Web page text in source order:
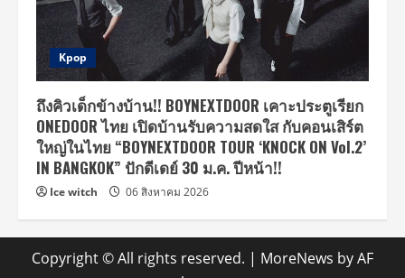
Kpop
ถึงคิวเด็กข้างบ้าน!! BOYNEXTDOOR เคาะประตูเรียก
ONEDOOR ไทย เปิดบ้านรับความสดใส กับคอนเสิร์ต
ใหญ่ในไทย “BOYNEXTDOOR TOUR ‘KNOCK ON Vol.2’
IN BANGKOK” ปักดีเดย์ 30 ม.ค. ปีหน้า!!
Ice witch 06 สิงหาคม 2026
Copyright © All rights reserved. | MoreNews by AF